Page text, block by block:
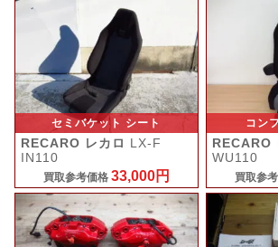
セミバケット シート
RECARO レカロ LX-F
IN110
買取参考価格 33,000円
コン
RECARO
WU110
買取参